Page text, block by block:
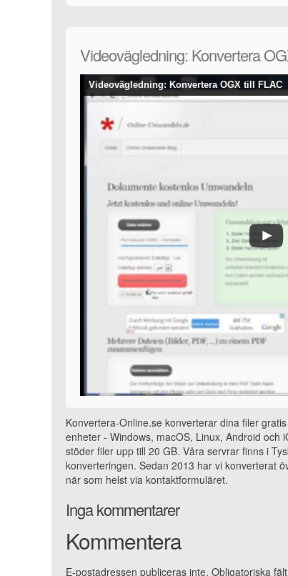
Videovägledning: Konvertera
Videovägledning: Konvertera OGX till FLAC
Konvertera-Online.se konverterar dina filer
enheter - Windows, macOS, Linux, Android och
stöder filer upp till 20 GB. Våra servrar finns i
konverteringen. Sedan 2013 har vi konverterat
när som helst via kontaktformuläret.
Inga kommentarer
Kommentera
E-postadressen publiceras inte. Obligatoriska